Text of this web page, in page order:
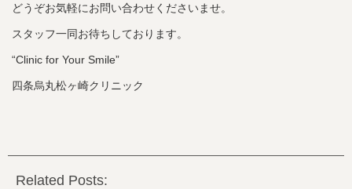
どうぞお気軽にお問い合わせくださいませ。
スタッフ一同お待ちしております。
“Clinic for Your Smile”
四条烏丸松ヶ崎クリニック
Related Posts: